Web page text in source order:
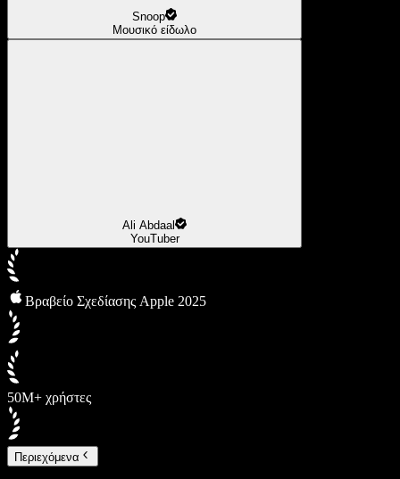
Snoop
Μουσικό είδωλο
Ali Abdaal
YouTuber
Βραβείο Σχεδίασης Apple 2025
50M+ χρήστες
Περιεχόμενα